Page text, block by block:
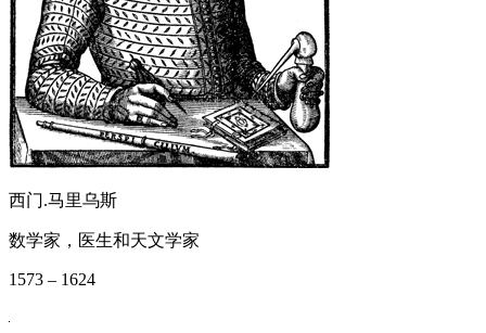
西门.马里乌斯
数学家，医生和天文学家
1573 – 1624